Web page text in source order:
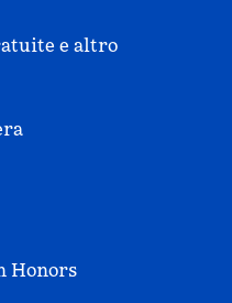
e altro
Honors